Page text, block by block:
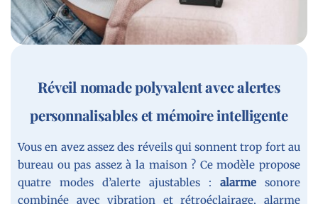
Réveil nomade polyvalent avec alertes
personnalisables et mémoire intelligente
Vous en avez assez des réveils qui sonnent trop fort au
bureau ou pas assez à la maison ? Ce modèle propose
quatre modes d’alerte ajustables : alarme sonore
combinée avec vibration et rétroéclairage, alarme